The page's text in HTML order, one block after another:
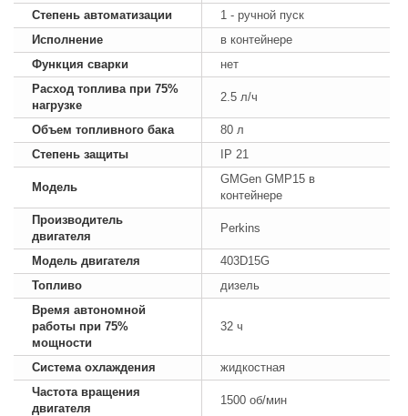
Степень автоматизации
1 - ручной пуск
Исполнение
в контейнере
Функция сварки
нет
Расход топлива при 75%
нагрузке
2.5 л/ч
Объем топливного бака
80 л
Степень защиты
IP 21
Модель
GMGen GMP15 в
контейнере
Производитель
двигателя
Perkins
Модель двигателя
403D15G
Топливо
дизель
Время автономной
работы при 75%
мощности
32 ч
Система охлаждения
жидкостная
Частота вращения
двигателя
1500 об/мин